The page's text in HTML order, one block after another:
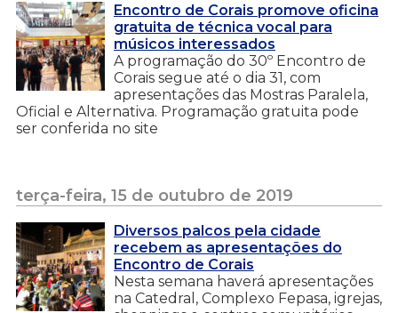
Encontro de Corais promove oficina
gratuita de técnica vocal para
músicos interessados
A programação do 30º Encontro de
Corais segue até o dia 31, com
apresentações das Mostras Paralela,
Oficial e Alternativa. Programação gratuita pode
ser conferida no site
terça-feira, 15 de outubro de 2019
Diversos palcos pela cidade
recebem as apresentações do
Encontro de Corais
Nesta semana haverá apresentações
na Catedral, Complexo Fepasa, igrejas,